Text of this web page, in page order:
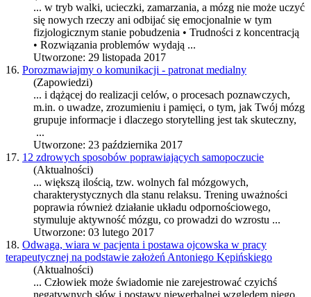
... w tryb walki, ucieczki, zamarzania, a mózg nie może uczyć
się nowych rzeczy ani odbijać się emocjonalnie w tym
fizjologicznym stanie pobudzenia • Trudności z koncentracją
• Rozwiązania problemów wydają ...
Utworzone: 29 listopada 2017
16. Porozmawiajmy o komunikacji - patronat medialny
(Zapowiedzi)
... i dążącej do realizacji celów, o procesach poznawczych,
m.in. o uwadze, zrozumieniu i pamięci, o tym, jak Twój mózg
grupuje informacje i dlaczego storytelling jest tak skuteczny,
...
Utworzone: 23 października 2017
17. 12 zdrowych sposobów poprawiających samopoczucie
(Aktualności)
... większą ilością, tzw. wolnych fal mózgowych,
charakterystycznych dla stanu relaksu. Trening uważności
poprawia również działanie układu odpornościowego,
stymuluje aktywność mózgu, co prowadzi do wzrostu ...
Utworzone: 03 lutego 2017
18. Odwaga, wiara w pacjenta i postawa ojcowska w pracy
terapeutycznej na podstawie założeń Antoniego Kępińskiego
(Aktualności)
... Człowiek może świadomie nie zarejestrować czyichś